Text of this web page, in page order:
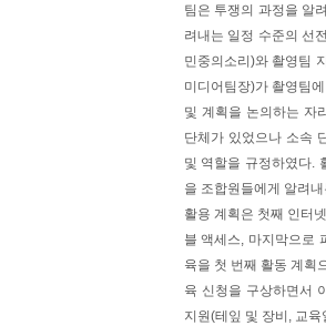
팀은 투쟁의 과정을 알
려내는 일정 수준의 선
민중의소리)와 촬영팀
미디어팀장)가 촬영팀
및 계획을 논의하는 자
단체가 있었으나 소속
및 역할을 규정하였다.
을 조합원들에게 알려
활용 계획은 첫째 인터
블 액세스, 마지막으로
육을 첫 번째 활동 계획
육 신청을 구상하면서
지원(테잎 및 장비, 교